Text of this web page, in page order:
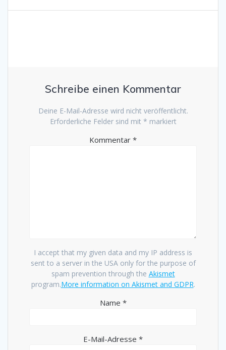
Schreibe einen Kommentar
Deine E-Mail-Adresse wird nicht veröffentlicht.
Erforderliche Felder sind mit * markiert
Kommentar *
I accept that my given data and my IP address is
sent to a server in the USA only for the purpose of
spam prevention through the Akismet
program.More information on Akismet and GDPR.
Name *
E-Mail-Adresse *